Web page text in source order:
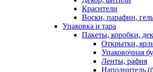
Красители
Воски, парафин, гель
Упаковка и тара
Пакеты, коробки,
Открытки,
Упаковочная
Ленты, рафия
Наполнитель